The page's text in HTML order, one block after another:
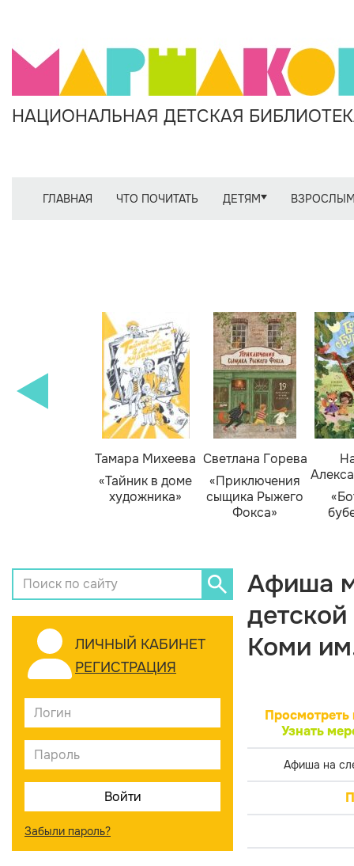
НАЦИОНАЛЬНАЯ ДЕТСКАЯ
ГЛАВНАЯ ЧТО ПОЧИТАТЬ ДЕТЯМ
Тамара Михеева
«Тайник в доме
художника»
Светлана Горева
«Приключения
сыщика Рыжего
Фокса»
ЛИЧНЫЙ КАБИНЕТ
РЕГИСТРАЦИЯ
Забыли пароль?
Афиша
Коми
Просмотреть
Узнать
Афиша на